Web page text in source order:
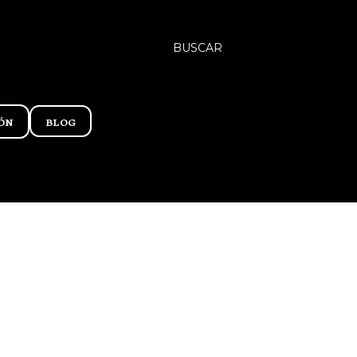
BUSCAR
BLOG